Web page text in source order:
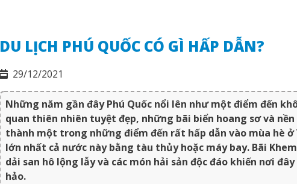
DU LỊCH PHÚ QUỐC CÓ GÌ HẤP DẪN?
29/12/2021
Những năm gần đây Phú Quốc nổi lên như một điểm đến
quan thiên nhiên tuyệt đẹp, những bãi biển hoang sơ và
thành một trong những điểm đến rất hấp dẫn vào mùa hè ở
lớn nhất cả nước này bằng tàu thủy hoặc máy bay. Bãi
dải san hô lộng lẫy và các món hải sản độc đáo khiến nơi
hảo.